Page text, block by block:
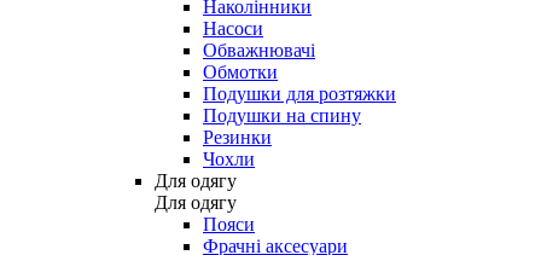
Наколінники
Насоси
Обважнювачі
Обмотки
Подушки для розтяжки
Подушки на спину
Резинки
Чохли
Для одягу
Для одягу
Пояси
Фрачні аксесуари